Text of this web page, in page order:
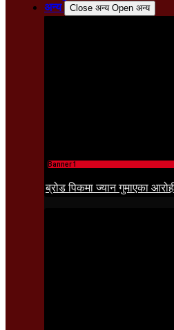
अन्य
Close अन्य Open अन्य
Banner 1
ब्रोड पिकमा ज्यान गुमाएका